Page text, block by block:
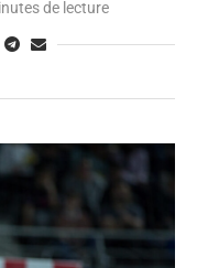
de lecture